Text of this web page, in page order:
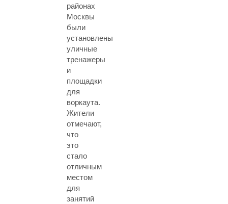
районах
Москвы
были
установлены
уличные
тренажеры
и
площадки
для
воркаута.
Жители
отмечают,
что
это
стало
отличным
местом
для
занятий